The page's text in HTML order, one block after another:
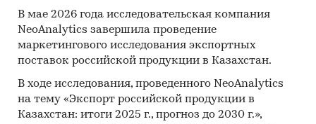
В мае 2026 года исследовательская компания
NeoAnalytics завершила проведение
маркетингового исследования экспортных
поставок российской продукции в Казахстан.
В ходе исследования, проведенного NeoAnalytics
на тему «Экспорт российской продукции в
Казахстан: итоги 2025 г., прогноз до 2030 г.»,